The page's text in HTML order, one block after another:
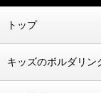
トップ
キッズのボルダリン